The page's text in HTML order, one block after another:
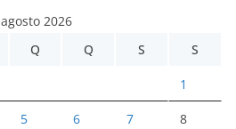
agosto 2026
Q Q S S
1
5 6 7 8